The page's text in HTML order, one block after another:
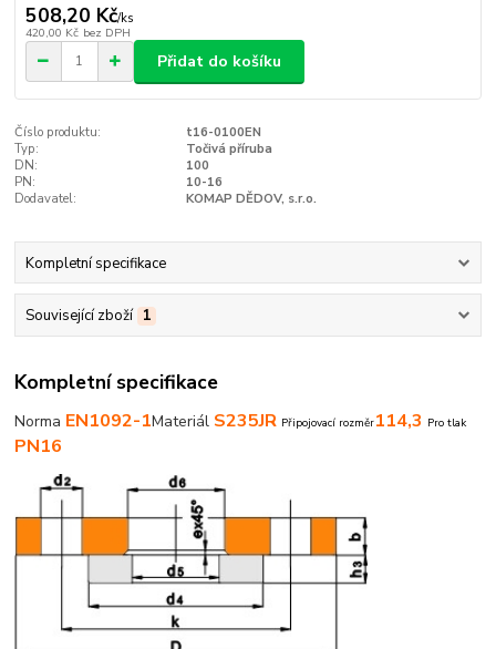
508,20 Kč/ks
420,00 Kč bez DPH
Přidat do košíku
Číslo produktu:
t16-0100EN
Typ:
Točivá příruba
DN:
100
PN:
10-16
Dodavatel:
KOMAP DĚDOV, s.r.o.
Kompletní specifikace
Související zboží 1
Kompletní specifikace
Norma EN1092-1Materiál S235JR Připojovací rozměr114,3 Pro tlak
PN16